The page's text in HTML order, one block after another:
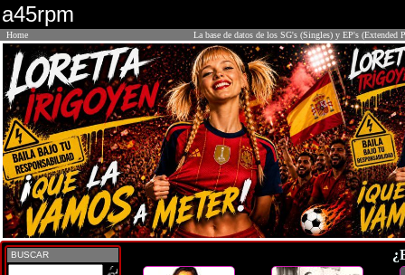
a45rpm
Home La base de datos de los SG's (Singles) y EP's (Extended
BUSCAR